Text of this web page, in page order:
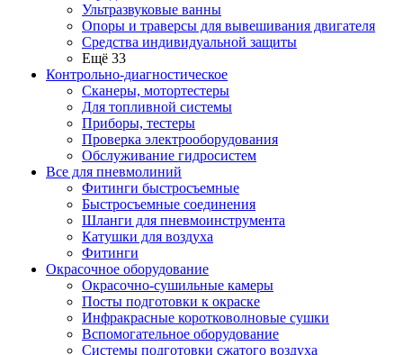
Ультразвуковые ванны
Опоры и траверсы для вывешивания двигателя
Средства индивидуальной защиты
Ещё 33
Контрольно-диагностическое
Сканеры, мотортестеры
Для топливной системы
Приборы, тестеры
Проверка электрооборудования
Обслуживание гидросистем
Все для пневмолиний
Фитинги быстросъемные
Быстросъемные соединения
Шланги для пневмоинструмента
Катушки для воздуха
Фитинги
Окрасочное оборудование
Окрасочно-сушильные камеры
Посты подготовки к окраске
Инфракрасные коротковолновые сушки
Вспомогательное оборудование
Системы подготовки сжатого воздуха